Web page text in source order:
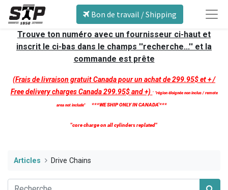
Bon de travail / Shipping
Trouve ton numéro avec un fournisseur ci-haut et
inscrit le ci-bas dans le champs ''recherche...'' et la
commande est prête
(Frais de livraison gratuit Canada pour un achat de 299.95$ et + /
Free delivery charges Canada 299.95$ and +) ' ''région éloignée non inclus / remote
area not include'' ***WE SHIP ONLY IN CANADA'***
''core charge on all cylinders replated''
Articles Drive Chains